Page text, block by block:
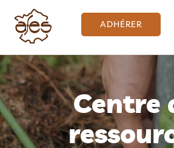
ADHÉRER
Centre